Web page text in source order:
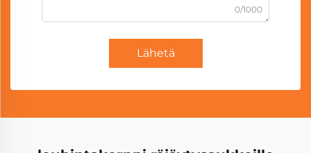
0/1000
Lähetä